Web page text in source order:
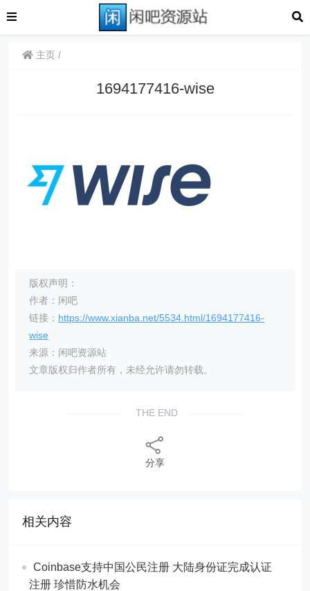
主页
1694177416-wise
版权声明：
作者：闲吧
链接： https://www.xianba.net/5534.html/1694177416-
wise
来源：闲吧资源站
文章版权归作者所有，未经允许请勿转载。
THE END
分享
相关内容
Coinbase支持中国公民注册 大陆身份证完成认证
注册 珍惜防水机会